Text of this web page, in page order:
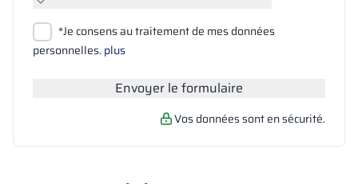
Joindre des fichiers
Rechercher
*Je consens au traitement de mes données
personnelles.plus
Envoyer le formulaire
Vos données sont en sécurité.